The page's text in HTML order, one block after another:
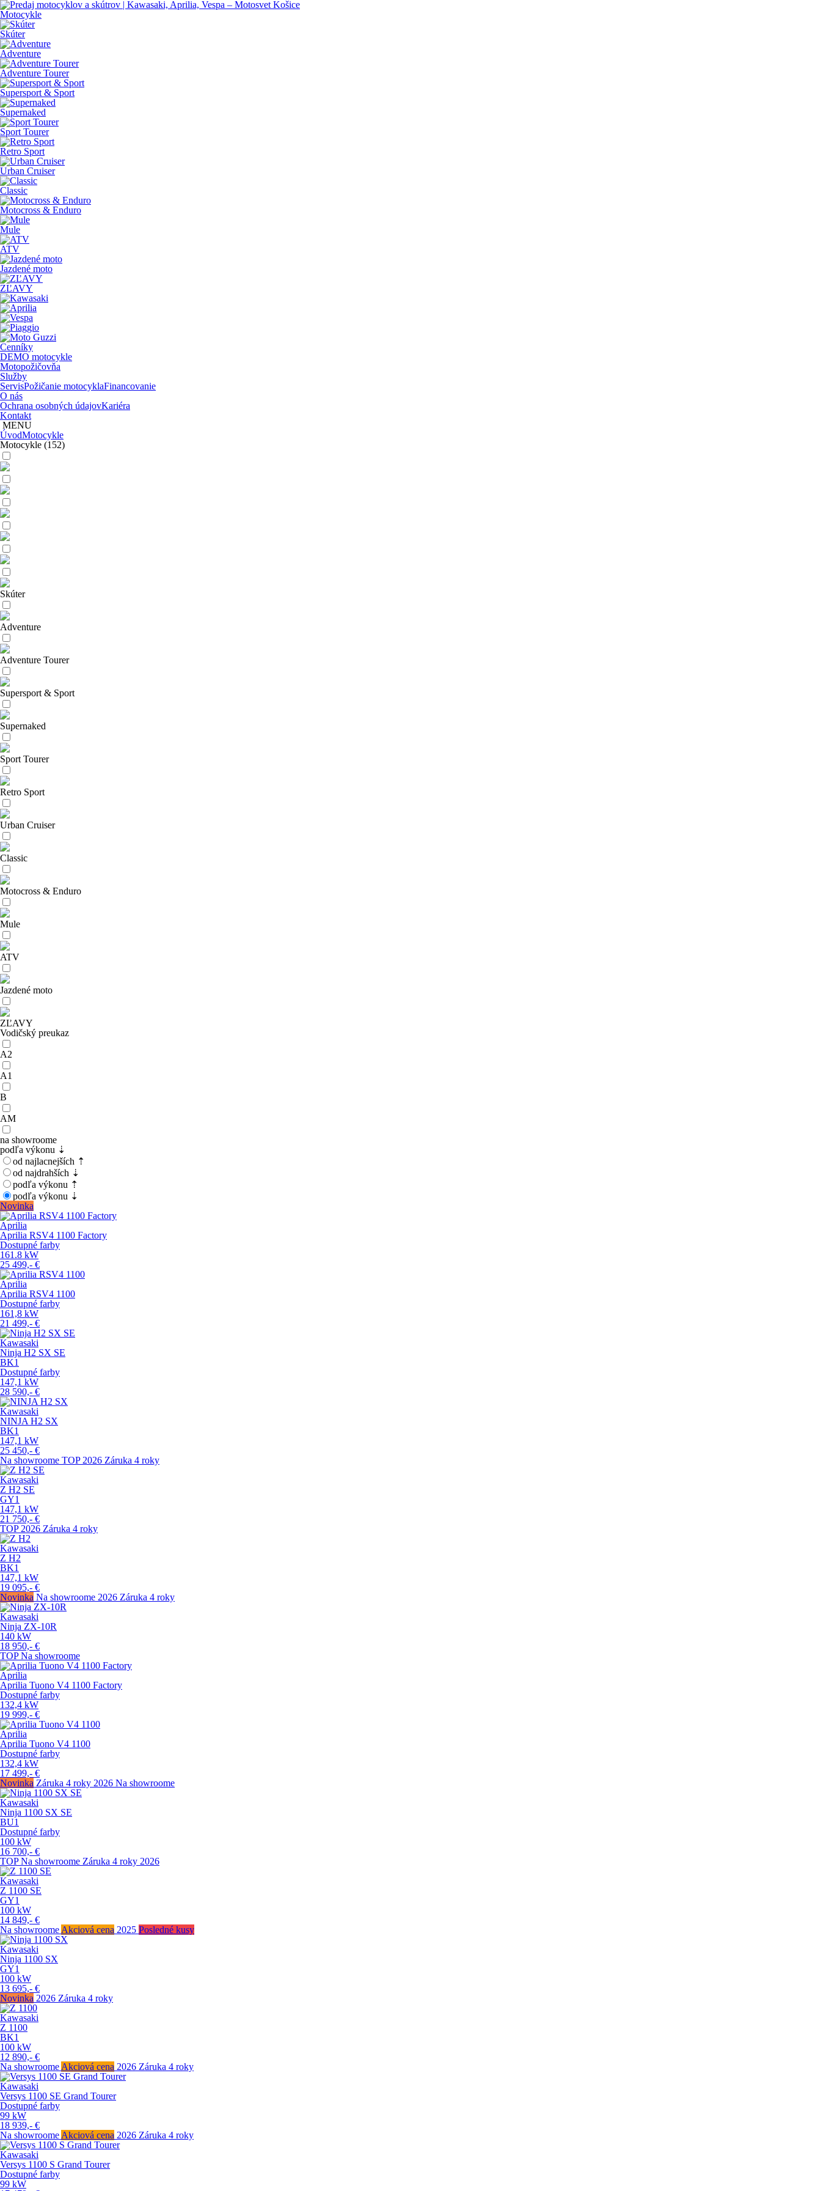
Motocykle
Skúter
Adventure
Adventure Tourer
Supersport & Sport
Supernaked
Sport Tourer
Retro Sport
Urban Cruiser
Classic
Motocross & Enduro
Mule
ATV
Jazdené moto
ZĽAVY
Cenníky
DEMO motocykle
Motopožičovňa
Služby
ServisPožičanie motocyklaFinancovanie
O nás
Ochrana osobných údajovKariéra
Kontakt
MENU
ÚvodMotocykle
Motocykle (152)
Skúter
Adventure
Adventure Tourer
Supersport & Sport
Supernaked
Sport Tourer
Retro Sport
Urban Cruiser
Classic
Motocross & Enduro
Mule
ATV
Jazdené moto
ZĽAVY
Vodičský preukaz
A2
A1
B
AM
na showroome
podľa výkonu ⇣
od najlacnejších ⇡
od najdrahších ⇣
podľa výkonu ⇡
podľa výkonu ⇣
Novinka
Aprilia
Aprilia RSV4 1100 Factory
Dostupné farby
161.8 kW
25 499,- €
Aprilia
Aprilia RSV4 1100
Dostupné farby
161,8 kW
21 499,- €
Kawasaki
Ninja H2 SX SE
BK1
Dostupné farby
147,1 kW
28 590,- €
Kawasaki
NINJA H2 SX
BK1
147,1 kW
25 450,- €
Na showroome TOP 2026 Záruka 4 roky
Kawasaki
Z H2 SE
GY1
147,1 kW
21 750,- €
TOP 2026 Záruka 4 roky
Kawasaki
Z H2
BK1
147,1 kW
19 095,- €
Novinka Na showroome 2026 Záruka 4 roky
Kawasaki
Ninja ZX-10R
140 kW
18 950,- €
TOP Na showroome
Aprilia
Aprilia Tuono V4 1100 Factory
Dostupné farby
132,4 kW
19 999,- €
Aprilia
Aprilia Tuono V4 1100
Dostupné farby
132,4 kW
17 499,- €
Novinka Záruka 4 roky 2026 Na showroome
Kawasaki
Ninja 1100 SX SE
BU1
Dostupné farby
100 kW
16 700,- €
TOP Na showroome Záruka 4 roky 2026
Kawasaki
Z 1100 SE
GY1
100 kW
14 849,- €
Na showroome Akciová cena 2025 Posledné kusy
Kawasaki
Ninja 1100 SX
GY1
100 kW
13 695,- €
Novinka 2026 Záruka 4 roky
Kawasaki
Z 1100
BK1
100 kW
12 890,- €
Na showroome Akciová cena 2026 Záruka 4 roky
Kawasaki
Versys 1100 SE Grand Tourer
Dostupné farby
99 kW
18 939,- €
Na showroome Akciová cena 2026 Záruka 4 roky
Kawasaki
Versys 1100 S Grand Tourer
Dostupné farby
99 kW